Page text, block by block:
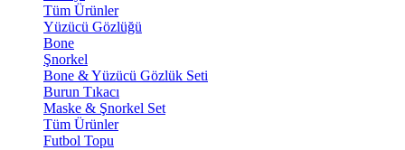
Tüm Ürünler
Yüzücü Gözlüğü
Bone
Şnorkel
Bone & Yüzücü Gözlük Seti
Burun Tıkacı
Maske & Şnorkel Set
Tüm Ürünler
Futbol Topu